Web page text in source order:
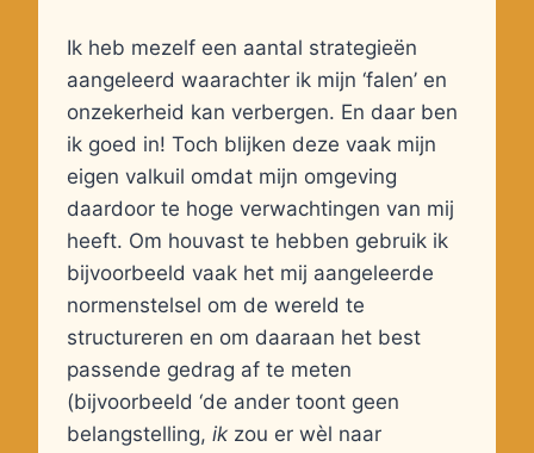
Ik heb mezelf een aantal strategieën
aangeleerd waarachter ik mijn ‘falen’ en
onzekerheid kan verbergen. En daar ben
ik goed in! Toch blijken deze vaak mijn
eigen valkuil omdat mijn omgeving
daardoor te hoge verwachtingen van mij
heeft. Om houvast te hebben gebruik ik
bijvoorbeeld vaak het mij aangeleerde
normenstelsel om de wereld te
structureren en om daaraan het best
passende gedrag af te meten
(bijvoorbeeld ‘de ander toont geen
belangstelling, ik zou er wèl naar